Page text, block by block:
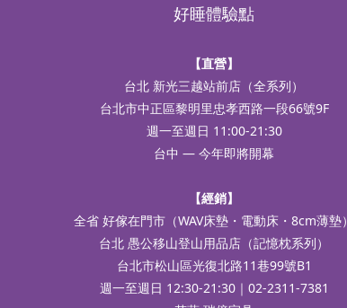
好睡體驗點
【直營】
台北 新光三越站前店（全系列）
台北市中正區黎明里忠孝西路一段66號9F
週一至週日 11:00-21:30
台中 — 今年即將開幕
【經銷】
全省 好傢在門市（WAV床墊・電動床・8cm薄墊）
台北 愚公移山登山用品店（記憶枕系列）
台北市松山區光復北路11巷99號B1
週一至週日 12:30-21:30｜02-2311-7381